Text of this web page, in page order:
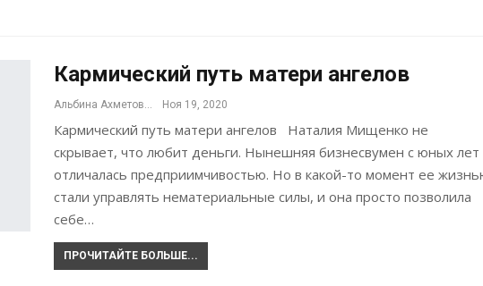
Кармический путь матери ангелов
Альбина Ахметова Ноя 19, 2020
Кармический путь матери ангелов Наталия Мищенко не
скрывает, что любит деньги. Нынешняя бизнесвумен с юных лет
отличалась предприимчивостью. Но в какой-то момент ее
стали управлять нематериальные силы, и она просто позволила
себе…
ПРОЧИТАЙТЕ БОЛЬШЕ...